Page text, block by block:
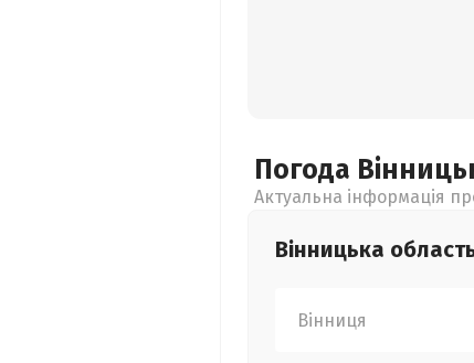
Погода
Актуальна інформація
Вінницька
Вінниця